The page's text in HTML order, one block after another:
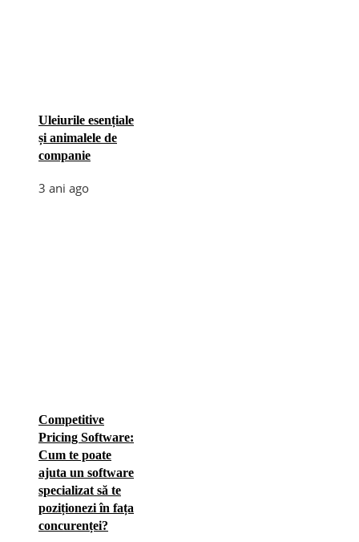
Uleiurile esențiale
și animalele de
companie
3 ani ago
Competitive
Pricing Software:
Cum te poate
ajuta un software
specializat să te
poziționezi în fața
concurenței?